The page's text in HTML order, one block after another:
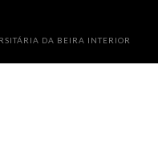
DA BEIRA INTERIOR